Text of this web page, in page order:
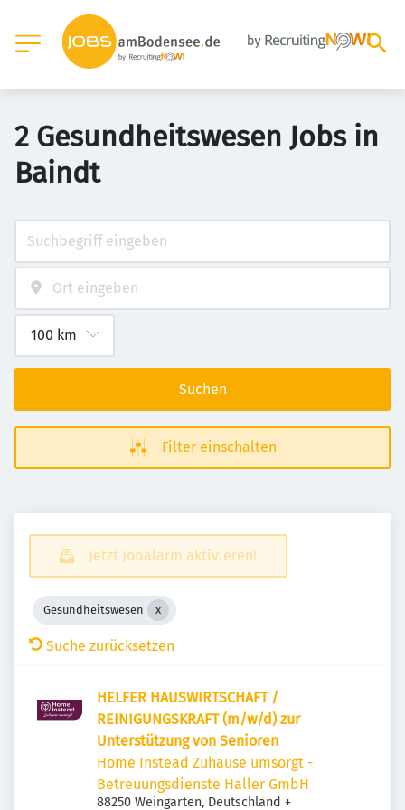
2 Gesundheitswesen Jobs in
Baindt
Suchen
Filter einschalten
Jetzt Jobalarm aktivieren!
Gesundheitswesen
Suche zurücksetzen
HELFER HAUSWIRTSCHAFT /
REINIGUNGSKRAFT (m/w/d) zur
Unterstützung von Senioren
Home Instead Zuhause umsorgt -
Betreuungsdienste Haller GmbH
88250 Weingarten, Deutschland +